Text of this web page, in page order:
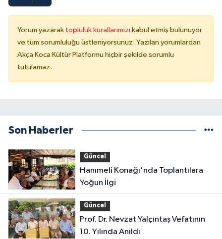
Yorum yazarak topluluk kurallarımızı kabul etmiş bulunuyor
ve tüm sorumluluğu üstleniyorsunuz. Yazılan yorumlardan
Akça Koca Kültür Platformu hiçbir şekilde sorumlu
tutulamaz.
Son Haberler
Güncel
Hanımeli Konağı'nda Toplantılara
Yoğun İlgi
Güncel
Prof. Dr. Nevzat Yalçıntaş Vefatının
10. Yılında Anıldı